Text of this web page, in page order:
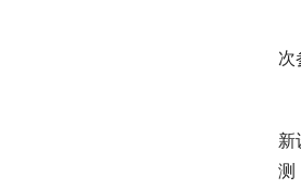
次
新
测